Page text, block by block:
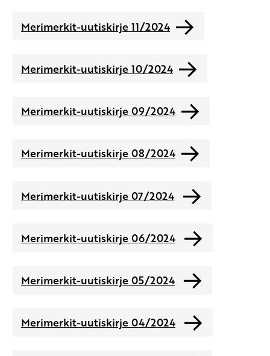
Merimerkit-uutiskirje 11/2024
Merimerkit-uutiskirje 10/2024
Merimerkit-uutiskirje 09/2024
Merimerkit-uutiskirje 08/2024
Merimerkit-uutiskirje 07/2024
Merimerkit-uutiskirje 06/2024
Merimerkit-uutiskirje 05/2024
Merimerkit-uutiskirje 04/2024